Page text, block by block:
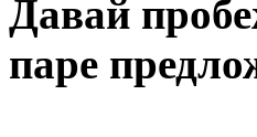
Давай
паре